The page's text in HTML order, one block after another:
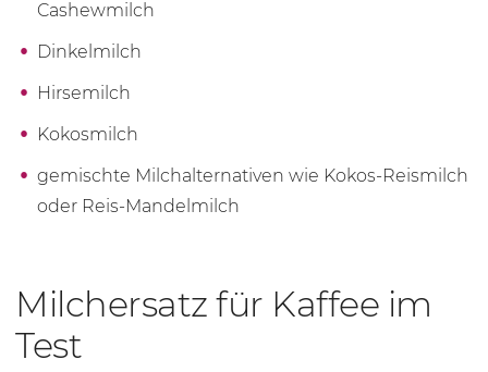
Cashewmilch
Dinkelmilch
Hirsemilch
Kokosmilch
gemischte Milchalternativen wie Kokos-Reismilch
oder Reis-Mandelmilch
Milchersatz für Kaffee im
Test